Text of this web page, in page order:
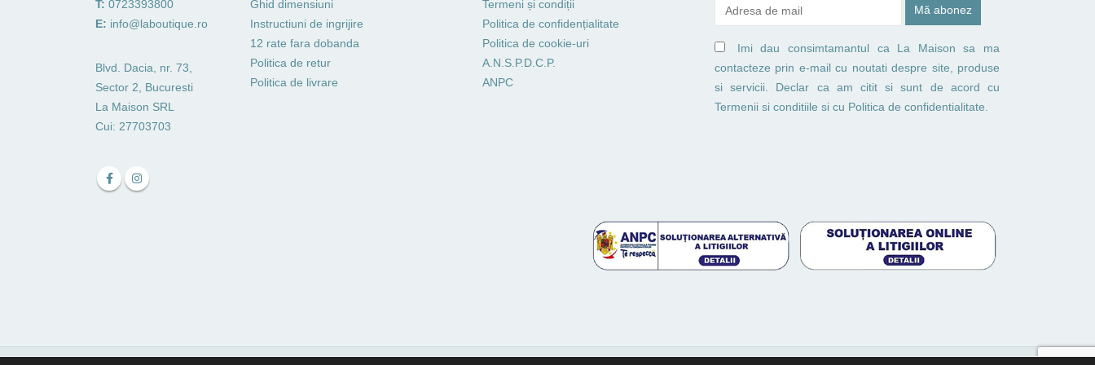
T: 0723393800
E: info@laboutique.ro
Blvd. Dacia, nr. 73,
Sector 2, Bucuresti
La Maison SRL
Cui: 27703703
Ghid dimensiuni
Instructiuni de ingrijire
12 rate fara dobanda
Politica de retur
Politica de livrare
Termeni și condiții
Politica de confidențialitate
Politica de cookie-uri
A.N.S.P.D.C.P.
ANPC
Imi dau consimtamantul ca La Maison sa ma
contacteze prin e-mail cu noutati despre site, produse
si servicii. Declar ca am citit si sunt de acord cu
Termenii si conditiile si cu Politica de confidentialitate.